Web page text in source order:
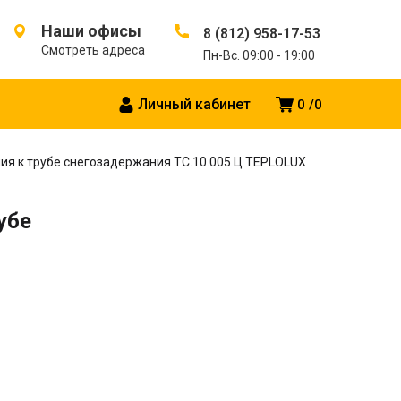
Наши офисы
Смотреть адреса
8 (812) 958-17-53
Пн-Вс. 09:00 - 19:00
0 0
Личный кабинет
к трубе снегозадержания ТС.10.005 Ц TEPLOLUX